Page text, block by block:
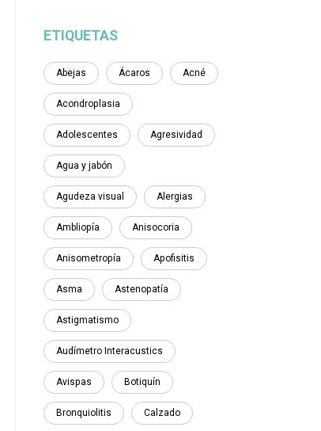
ETIQUETAS
Abejas Ácaros Acné
Acondroplasia
Adolescentes Agresividad
Agua y jabón
Agudeza visual Alergias
Ambliopía Anisocoria
Anisometropía Apofisitis
Asma Astenopatía
Astigmatismo
Audímetro Interacustics
Avispas Botiquín
Bronquiolitis Calzado